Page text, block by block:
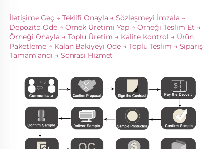
İletişime Geç → Teklifi Onayla → Sözleşmeyi İmzala →
Depozito Öde → Örnek Üretimi Yap → Örneği Teslim Et →
Örneği Onayla → Toplu Üretim → Kalite Kontrol → Ürün
Paketleme → Kalan Bakiyeyi Öde → Toplu Teslim → Sipariş
Tamamlandı → Sonrası Hizmet